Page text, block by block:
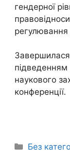
гендерної
регулювання
підведенням
наукового
конференції.
Без